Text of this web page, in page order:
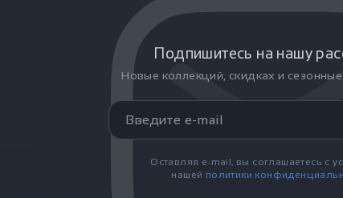
Подпишитесь на нашу
Новые коллекций, скидках и
Оставляя e-mail, вы соглашаетесь с
нашей политики